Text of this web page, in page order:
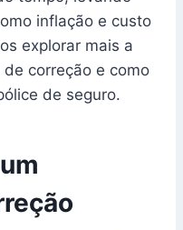
inflação e custo
explorar mais a
correção e como
de seguro.